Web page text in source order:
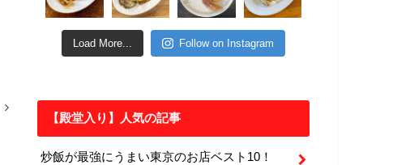
Load More... Follow on Instagram
【殿堂入り】人気の記事
炒飯が最強にうまい東京のお店ベスト10！